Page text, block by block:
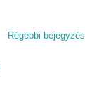
Régebbi bejegyzés